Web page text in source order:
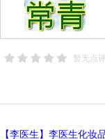
暂无点评
【李医生】李医生化妆